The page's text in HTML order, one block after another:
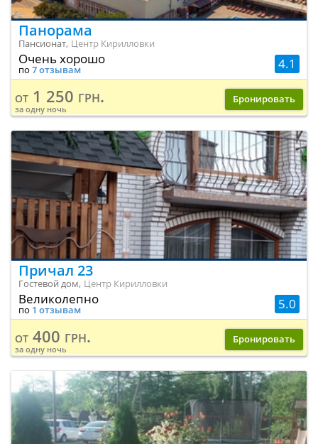
Панорама
Пансионат, Центр Кирилловки
4.1
Очень хорошо
по 7 отзывам
от 1 250 грн.
за одну ночь
Бронировать
Причал 23
Гостевой дом, Центр Кирилловки
5.0
Великолепно
по 1 отзывам
от 400 грн.
за одну ночь
Бронировать